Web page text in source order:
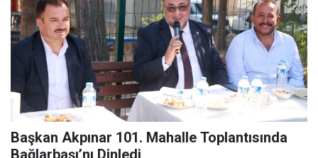
Başkan Akpınar 101. Mahalle Toplantısında
Bağlarbaşı’nı Dinledi